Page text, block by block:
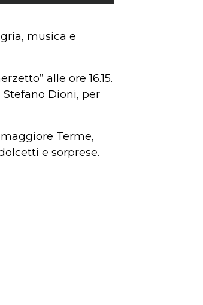
musica e
alle ore 16.15.
Dioni, per
Terme,
e sorprese.